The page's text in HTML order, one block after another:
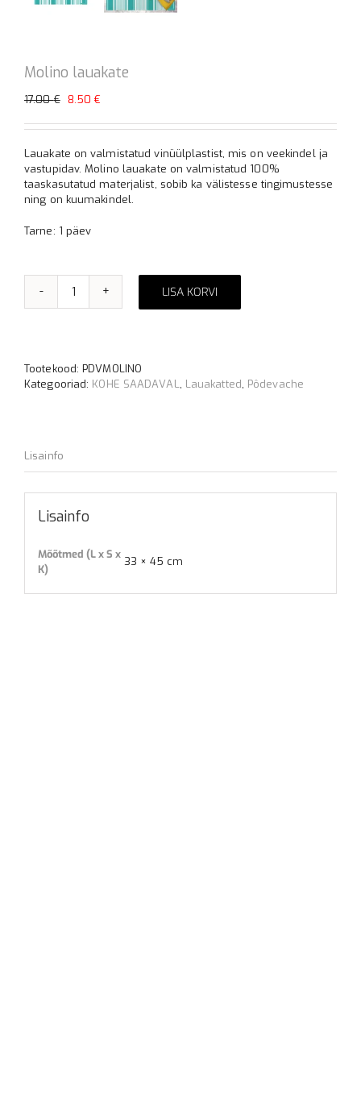
Molino lauakate
17.00€ Algne
oli:
8.50€
on:
Lauakate on valmistatud vinüülplastist, mis on veekindel ja
vastupidav. Molino lauakate on valmistatud 100%
taaskasutatud materjalist, sobib ka välistesse tingimustesse
ning on kuumakindel.
Tarne: 1 päev
Molino
LISA KORVI
Alternative:
Tootekood:PDVMOLINO
Kategooriad: KOHE SAADAVAL, Lauakatted, Pôdevache
Lisainfo
Lisainfo
Mõõtmed (L x S x
K)
33 × 45 cm